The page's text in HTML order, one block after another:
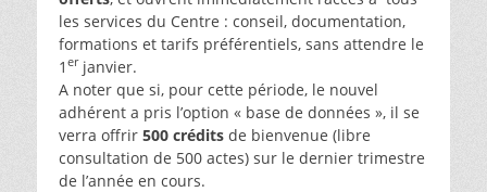
les services du Centre : conseil, documentation,
formations et tarifs préférentiels, sans attendre le
1 erjanvier.
A noter que si, pour cette période, le nouvel
adhérent a pris l’option « base de données », il se
verra offrir 500 crédits de bienvenue (libre
consultation de 500 actes) sur le dernier trimestre
de l’année en cours.